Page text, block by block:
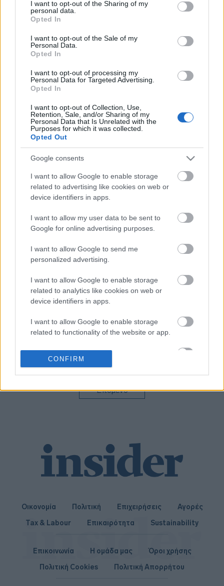
not limited to your visit or usage behaviour. You may click to
grant or deny consent to Google and its third-party tags to
use your data for below specified purposes in below Google
consent section.
I want to opt-out of the Sharing of my
personal data.
Opted In
I want to opt-out of the Sale of my
Personal Data.
Opted In
I want to opt-out of processing my
Personal Data for Targeted Advertising.
Opted In
I want to opt-out of Collection, Use,
Retention, Sale, and/or Sharing of my
Personal Data that Is Unrelated with the
Purposes for which it was collected.
Opted Out
Google consents
I want to allow Google to enable storage
related to advertising like cookies on web or
device identifiers in apps.
I want to allow my user data to be sent to
Google for online advertising purposes.
I want to allow Google to send me
personalized advertising.
I want to allow Google to enable storage
related to analytics like cookies on web or
device identifiers in apps.
I want to allow Google to enable storage
related to functionality of the website or app.
I want to allow Google to enable storage
related to personalization.
related to security, including authentication
CONFIRM
δεξαμενόπλοιο στο
Έκρηξη σε εργοστάσιο
επισκευής σκαφών στα
Χανιά - Ένας σοβαρά
τραυματίας
Έκρηξη στον
Ασπρόπυργο:
υποστήριξαν στις
απολογίες τους
Ουκρανία: Ο
υπέβαλε παραίτηση
μετά από έκρηξη σε
αποθήκη
Έκρηξη έπληξε το
δεξαμενόπλοιο Stolt
Magnesium ανοιχτά
Επόμενο
Οικονομία Πολιτική Επιχειρήσεις
Αγορές
Tax & Labour
Επικαιρότητα Sustainability
Επικοινωνία Η ομάδα μας
Όροι χρήσης
Πολιτική Cookies
Πολιτική Απορρήτου